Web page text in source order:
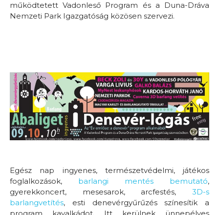
működtetett Vadonleső Program és a Duna-Dráva
Nemzeti Park Igazgatóság közösen szervezi.
Egész nap ingyenes, természetvédelmi, játékos
foglalkozások, barlangi mentés bemutató,
gyerekkoncert, mesesarok, arcfestés,
3D-s
barlangvetítés, esti denevérgyűrűzés színesítik a